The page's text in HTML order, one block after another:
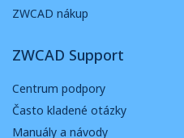
ZWCAD nákup
ZWCAD Support
Centrum podpory
Často kladené otázky
Manuály a návody